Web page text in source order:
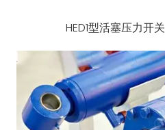
HED1型活塞压力开